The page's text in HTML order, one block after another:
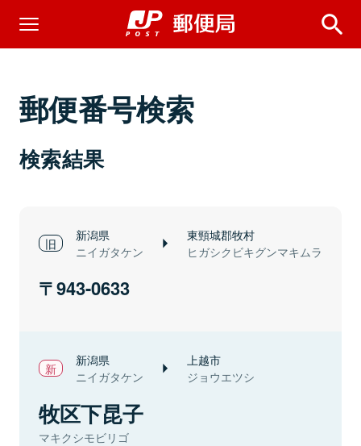
郵便番号検索
検索結果
新潟県
ニイガタケン
東頸城郡牧村
ヒガシクビキグンマキムラ
943-0633
新潟県
ニイガタケン
上越市
ジョウエツシ
牧区下昆子
マキクシモビリゴ